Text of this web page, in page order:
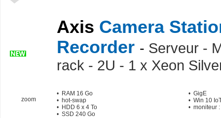
zoom
Axis Camera
Recorder - Serveur -
rack - 2U - 1 x Xeon
• RAM 16 Go
• hot-swap
• HDD 6 x 4 To
• SSD 240 Go
• GigE
• Win 10
• moniteur